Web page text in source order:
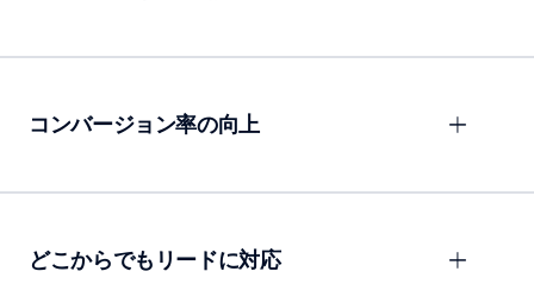
コンバージョン率の向上
どこからでもリードに対応